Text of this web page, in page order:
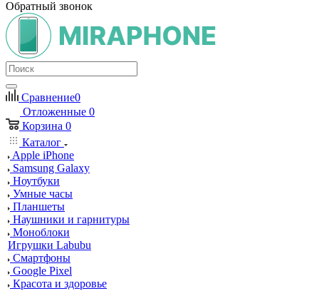
Обратный звонок
Сравнение0
Отложенные 0
Корзина 0
Каталог
Apple iPhone
Samsung Galaxy
Ноутбуки
Умные часы
Планшеты
Наушники и гарнитуры
Моноблоки
Игрушки Labubu
Смартфоны
Google Pixel
Красота и здоровье